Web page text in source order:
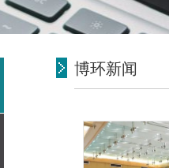
博环新闻